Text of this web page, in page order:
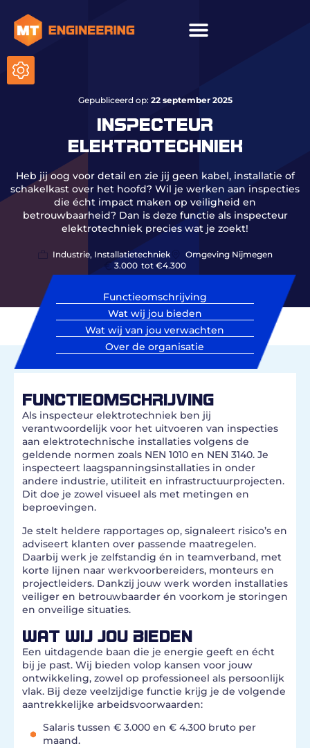
Gepubliceerd op: 22 september 2025
INSPECTEUR
ELEKTROTECHNIEK
Heb jij oog voor detail en zie jij geen kabel, installatie of
schakelkast over het hoofd? Wil je werken aan inspecties
die écht impact maken op veiligheid en
betrouwbaarheid? Dan is deze functie als inspecteur
elektrotechniek precies wat je zoekt!
Industrie, Installatietechniek
Omgeving Nijmegen
3.000 tot €4.300
Functieomschrijving
Wat wij jou bieden
Wat wij van jou verwachten
Over de organisatie
FUNCTIEOMSCHRIJVING
Als inspecteur elektrotechniek ben jij
verantwoordelijk voor het uitvoeren van inspecties
aan elektrotechnische installaties volgens de
geldende normen zoals NEN 1010 en NEN 3140. Je
inspecteert laagspanningsinstallaties in onder
andere industrie, utiliteit en infrastructuurprojecten.
Dit doe je zowel visueel als met metingen en
beproevingen.
Je stelt heldere rapportages op, signaleert risico’s en
adviseert klanten over passende maatregelen.
Daarbij werk je zelfstandig én in teamverband, met
korte lijnen naar werkvoorbereiders, monteurs en
projectleiders. Dankzij jouw werk worden installaties
veiliger en betrouwbaarder én voorkom je storingen
en onveilige situaties.
WAT WIJ JOU BIEDEN
Een uitdagende baan die je energie geeft en écht
bij je past. Wij bieden volop kansen voor jouw
ontwikkeling, zowel op professioneel als persoonlijk
vlak. Bij deze veelzijdige functie krijg je de volgende
aantrekkelijke arbeidsvoorwaarden:
Salaris tussen € 3.000 en € 4.300 bruto per
maand.